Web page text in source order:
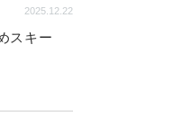
2025.12.22
スキー